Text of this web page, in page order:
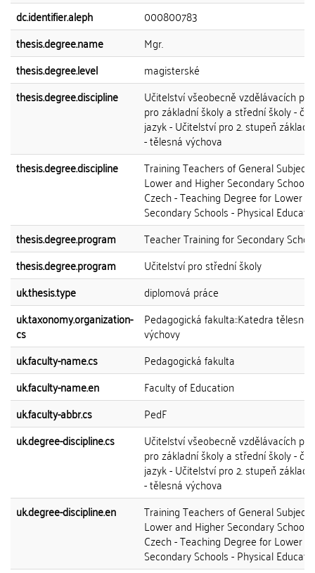
dc.identifier.aleph
000800783
thesis.degree.name
Mgr.
thesis.degree.level
magisterské
thesis.degree.discipline
Učitelství všeobecně vzdělávacích
pro základní školy a střední školy -
jazyk - Učitelství pro 2. stupeň
- tělesná výchova
thesis.degree.discipline
Training Teachers of General
Lower and Higher Secondary Schools
Czech - Teaching Degree for Lower
Secondary Schools - Physical
thesis.degree.program
Teacher Training for Secondary
thesis.degree.program
Učitelství pro střední školy
uk.thesis.type
diplomová práce
uk.taxonomy.organization-
cs
Pedagogická fakulta::Katedra tělesné
výchovy
uk.faculty-name.cs
Pedagogická fakulta
uk.faculty-name.en
Faculty of Education
uk.faculty-abbr.cs
PedF
uk.degree-discipline.cs
Učitelství všeobecně vzdělávacích
pro základní školy a střední školy -
jazyk - Učitelství pro 2. stupeň
- tělesná výchova
uk.degree-discipline.en
Training Teachers of General
Lower and Higher Secondary Schools
Czech - Teaching Degree for Lower
Secondary Schools - Physical